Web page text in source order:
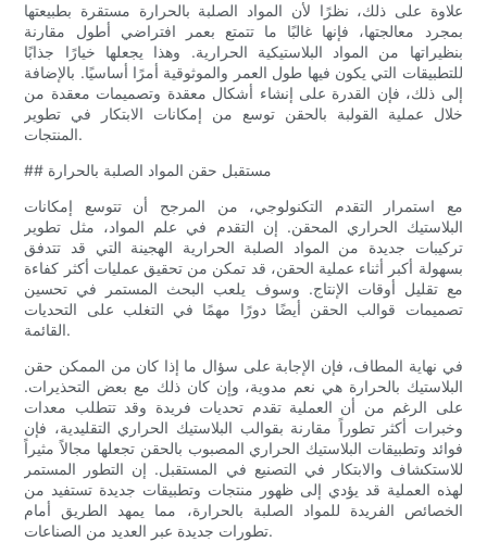
علاوة على ذلك، نظرًا لأن المواد الصلبة بالحرارة مستقرة بطبيعتها
بمجرد معالجتها، فإنها غالبًا ما تتمتع بعمر افتراضي أطول مقارنة
بنظيراتها من المواد البلاستيكية الحرارية. وهذا يجعلها خيارًا جذابًا
للتطبيقات التي يكون فيها طول العمر والموثوقية أمرًا أساسيًا. بالإضافة
إلى ذلك، فإن القدرة على إنشاء أشكال معقدة وتصميمات معقدة من
خلال عملية القولبة بالحقن توسع من إمكانات الابتكار في تطوير
المنتجات.
## مستقبل حقن المواد الصلبة بالحرارة
مع استمرار التقدم التكنولوجي، من المرجح أن تتوسع إمكانات
البلاستيك الحراري المحقن. إن التقدم في علم المواد، مثل تطوير
تركيبات جديدة من المواد الصلبة الحرارية الهجينة التي قد تتدفق
بسهولة أكبر أثناء عملية الحقن، قد تمكن من تحقيق عمليات أكثر كفاءة
مع تقليل أوقات الإنتاج. وسوف يلعب البحث المستمر في تحسين
تصميمات قوالب الحقن أيضًا دورًا مهمًا في التغلب على التحديات
القائمة.
في نهاية المطاف، فإن الإجابة على سؤال ما إذا كان من الممكن حقن
البلاستيك بالحرارة هي نعم مدوية، وإن كان ذلك مع بعض التحذيرات.
على الرغم من أن العملية تقدم تحديات فريدة وقد تتطلب معدات
وخبرات أكثر تطوراً مقارنة بقوالب البلاستيك الحراري التقليدية، فإن
فوائد وتطبيقات البلاستيك الحراري المصبوب بالحقن تجعلها مجالاً مثيراً
للاستكشاف والابتكار في التصنيع في المستقبل. إن التطور المستمر
لهذه العملية قد يؤدي إلى ظهور منتجات وتطبيقات جديدة تستفيد من
الخصائص الفريدة للمواد الصلبة بالحرارة، مما يمهد الطريق أمام
تطورات جديدة عبر العديد من الصناعات.